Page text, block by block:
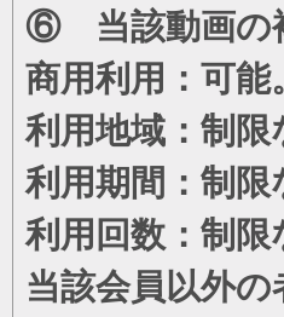
⑥ 当該動画の
商用利用：可能
利用地域：制限
利用期間：制限
利用回数：制限
当該会員以外